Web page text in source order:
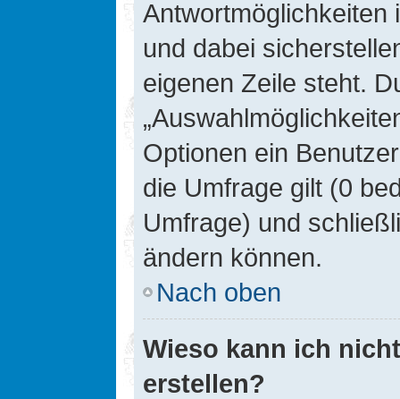
Antwortmöglichkeiten
und dabei
eigenen Zeile steht.
Optionen ein
die Umfrage gilt (0
Umfrage) und
ändern können.
Nach oben
Wieso kann ich
erstellen?